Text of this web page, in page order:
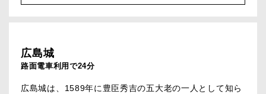
広島城
路面電車利用で24分
広島城は、1589年に豊臣秀吉の五大老の一人として知ら